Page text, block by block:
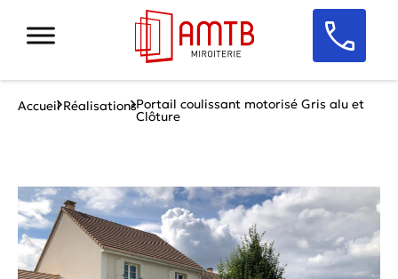
Accueil RéalisationsPortail coulissant motorisé Gris alu et
Clôture